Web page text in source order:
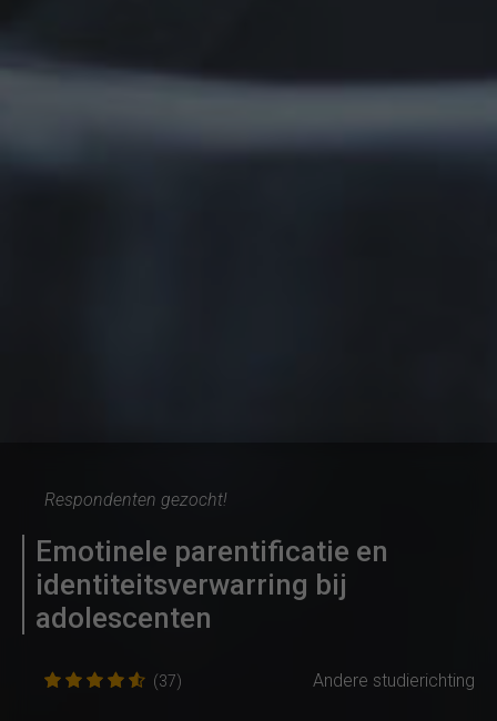
Respondenten gezocht!
Emotinele parentificatie en
identiteitsverwarring bij
adolescenten
(37) Andere studierichting